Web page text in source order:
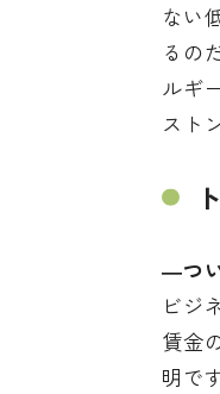
ない
るの
ルギ
スト
―つ
ビジ
賃金
明で